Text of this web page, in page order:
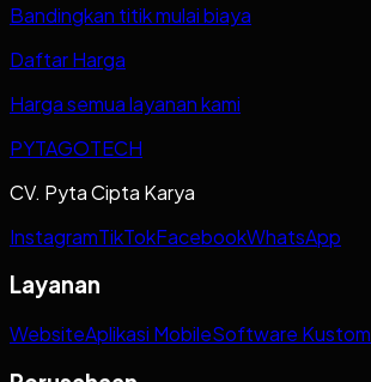
Bandingkan titik mulai biaya
Daftar Harga
Harga semua layanan kami
PYTAGOTECH
CV. Pyta Cipta Karya
InstagramTikTokFacebookWhatsApp
Layanan
WebsiteAplikasi MobileSoftware Kustom